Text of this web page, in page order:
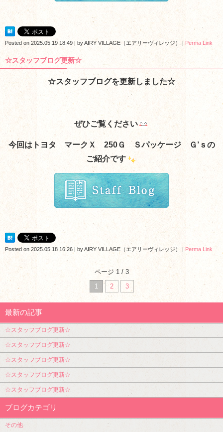
Posted on 2025.05.19 18:49 byAIRY VILLAGE（エアリーヴィレッジ） Perma Link
☆スタッフブログ更新☆
☆スタッフブログを更新しました☆
ぜひご覧ください
今回はトヨタ マークＸ 250Ｇ Ｓパッケージ Ｇ’ｓの
ご紹介です
Posted on 2025.05.18 16:26 | byAIRY VILLAGE（エアリーヴィレッジ） | Perma Link
ページ 1 / 3
1
2 3
最新の記事
☆スタッフブログ更新☆
☆スタッフブログ更新☆
☆スタッフブログ更新☆
☆スタッフブログ更新☆
☆スタッフブログ更新☆
ブログカテゴリ
その他